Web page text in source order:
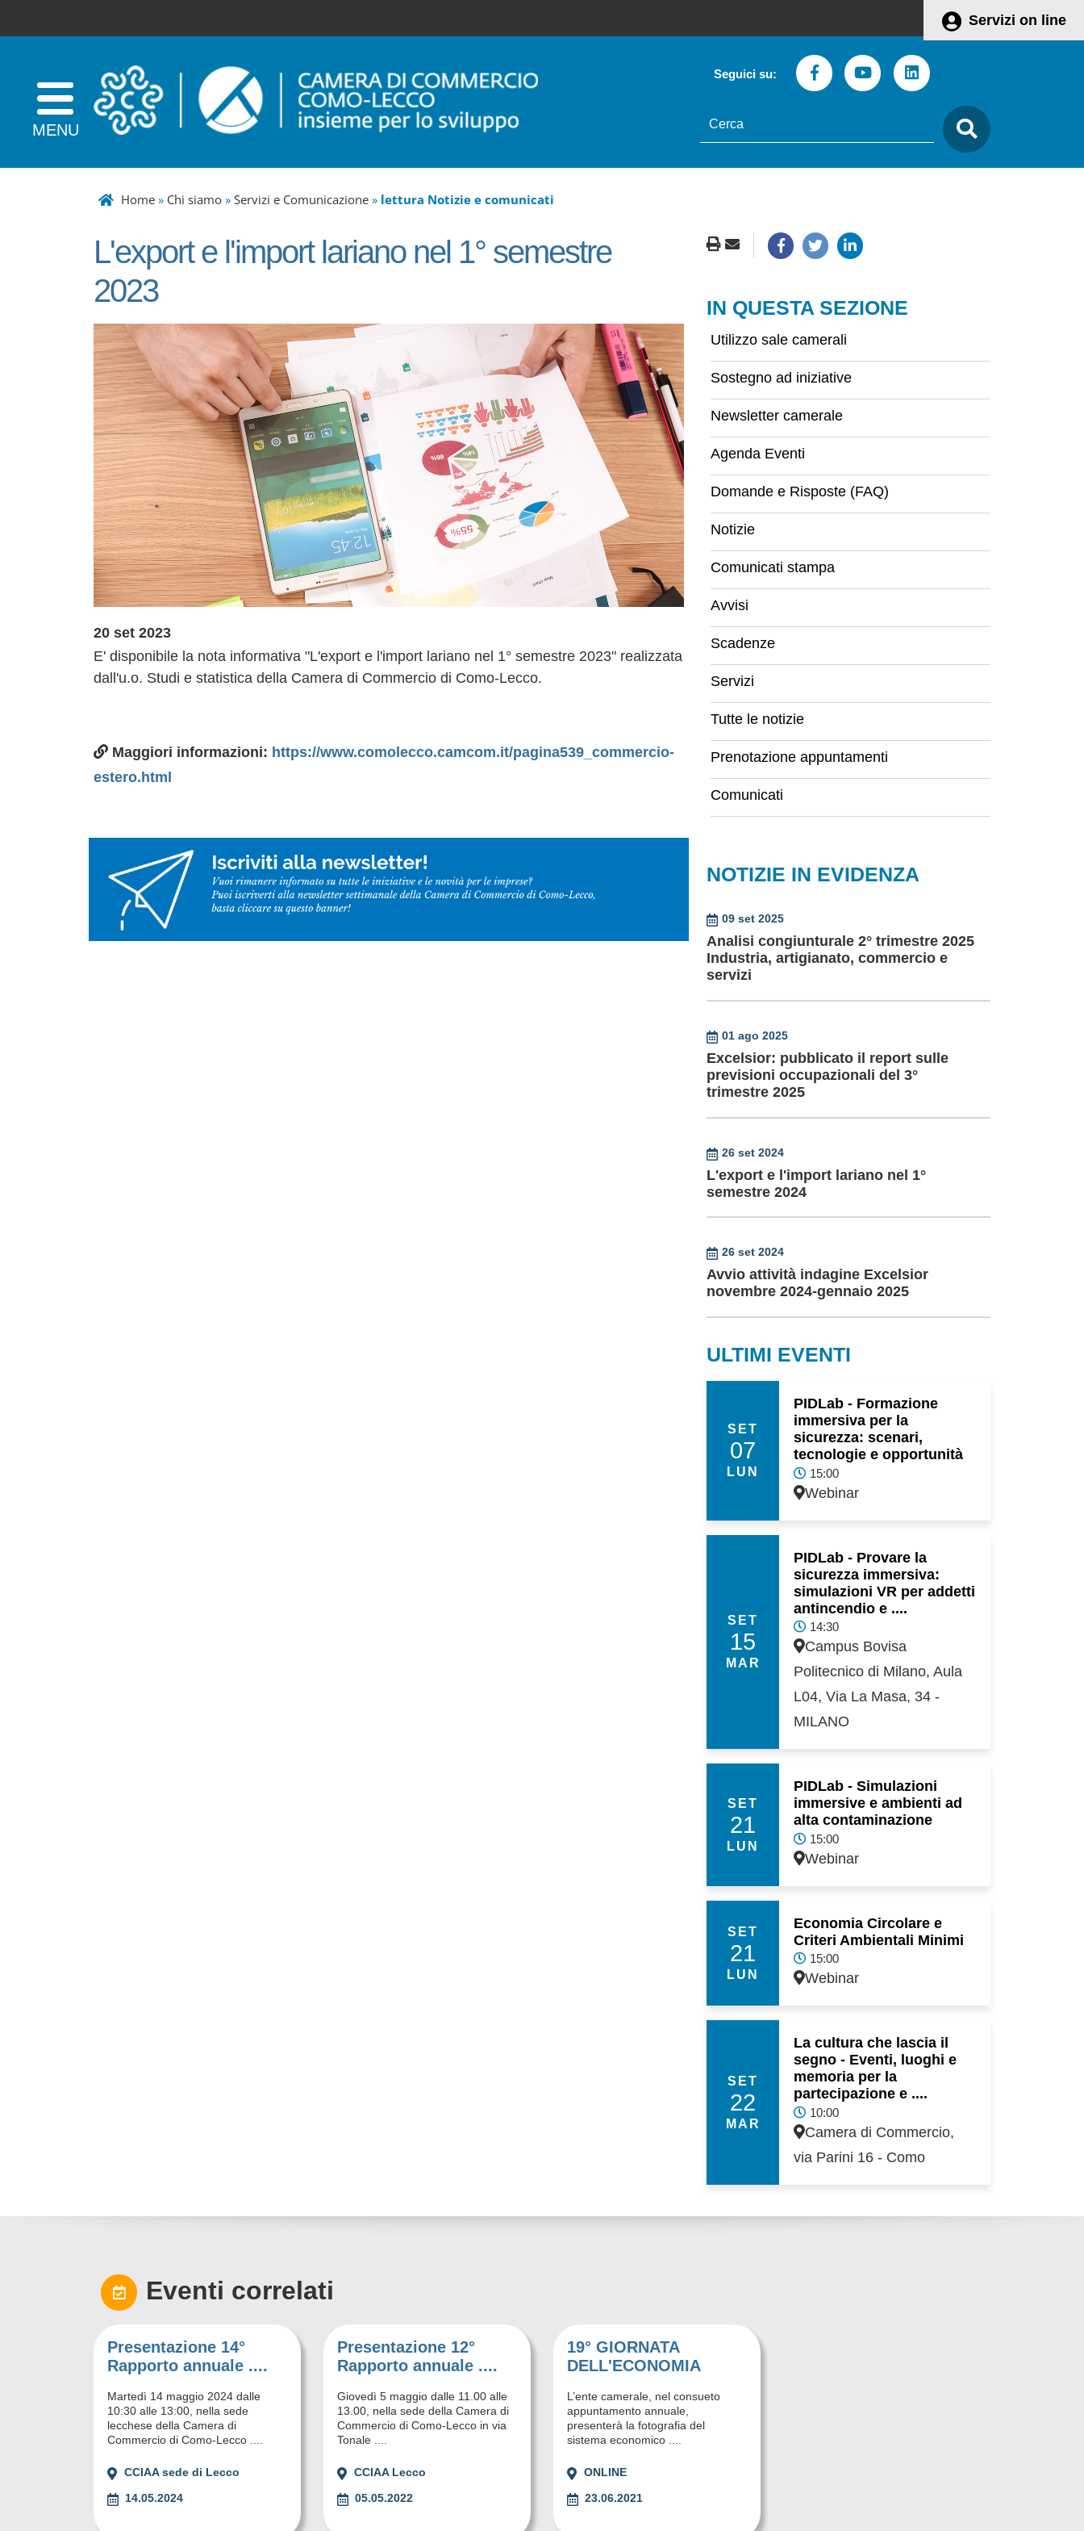
Servizi on line
Seguici su: FacebookYoutubeLinkedin
testo
da
cercare
Home» Chi siamo» Servizi e Comunicazione» lettura Notizie e comunicati
L'export e l'import lariano nel 1° semestre
2023
20 set 2023
E' disponibile la nota informativa "L'export e l'import lariano nel 1° semestre 2023" realizzata
dall'u.o. Studi e statistica della Camera di Commercio di Como-Lecco.
Maggiori informazioni: https://www.comolecco.camcom.it/pagina539_commercio-
estero.html
IN QUESTA SEZIONE
Utilizzo sale camerali
Sostegno ad iniziative
Newsletter camerale
Agenda Eventi
Domande e Risposte (FAQ)
Notizie
Comunicati stampa
Avvisi
Scadenze
Servizi
Tutte le notizie
Prenotazione appuntamenti
Comunicati
NOTIZIE IN EVIDENZA
09 set 2025
Analisi congiunturale 2° trimestre 2025
Industria, artigianato, commercio e
servizi
01 ago 2025
Excelsior: pubblicato il report sulle
previsioni occupazionali del 3°
trimestre 2025
26 set 2024
L'export e l'import lariano nel 1°
semestre 2024
26 set 2024
Avvio attività indagine Excelsior
novembre 2024-gennaio 2025
ULTIMI EVENTI
SET
07
LUN
PIDLab - Formazione
immersiva per la
sicurezza: scenari,
tecnologie e opportunità
15:00
Webinar
SET
15
MAR
PIDLab - Provare la
sicurezza immersiva:
simulazioni VR per addetti
antincendio e ....
14:30
Campus Bovisa
Politecnico di Milano, Aula
L04, Via La Masa, 34 -
MILANO
SET
21
LUN
PIDLab - Simulazioni
immersive e ambienti ad
alta contaminazione
15:00
Webinar
SET
21
LUN
Economia Circolare e
Criteri Ambientali Minimi
15:00
Webinar
SET
22
MAR
La cultura che lascia il
segno - Eventi, luoghi e
memoria per la
partecipazione e ....
10:00
Camera di Commercio,
via Parini 16 - Como
Eventi correlati
Presentazione 14°
Rapporto annuale ....
Martedì 14 maggio 2024 dalle
10:30 alle 13:00, nella sede
lecchese della Camera di
Commercio di Como-Lecco ....
CCIAA sede di Lecco
14.05.2024
Presentazione 12°
Rapporto annuale ....
Giovedì 5 maggio dalle 11.00 alle
13.00, nella sede della Camera di
Commercio di Como-Lecco in via
Tonale ....
CCIAA Lecco
05.05.2022
19° GIORNATA
DELL'ECONOMIA
L’ente camerale, nel consueto
appuntamento annuale,
presenterà la fotografia del
sistema economico ....
ONLINE
23.06.2021